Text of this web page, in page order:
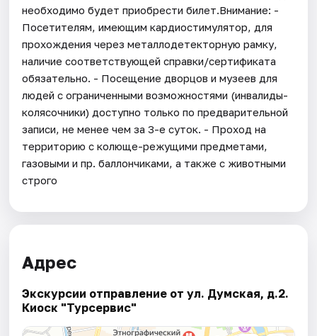
необходимо будет приобрести билет.Внимание: -
Посетителям, имеющим кардиостимулятор, для
прохождения через металлодетекторную рамку,
наличие соответствующей справки/сертификата
обязательно. - Посещение дворцов и музеев для
людей с ограниченными возможностями (инвалиды-
колясочники) доступно только по предварительной
записи, не менее чем за 3-е суток. - Проход на
территорию с колюще-режущими предметами,
газовыми и пр. баллончиками, а также с животными
строго
Адрес
Экскурсии отправление от ул. Думская, д.2.
Киоск "Турсервис"